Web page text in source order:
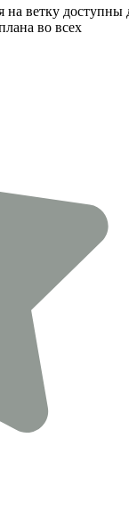
ветку доступны
во всех